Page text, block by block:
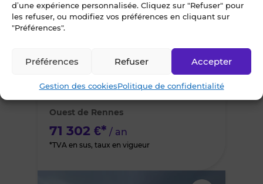
d’une expérience personnalisée. Cliquez sur "Refuser" pour
les refuser, ou modifiez vos préférences en cliquant sur
"Préférences".
Accepter
Refuser
Préférences
Gestion des cookiesPolitique de confidentialité
supprimer
bien
des
À LOUER
Ouest de Rennes
71 302 €* / an
*TVA en sus, taux en vigueur